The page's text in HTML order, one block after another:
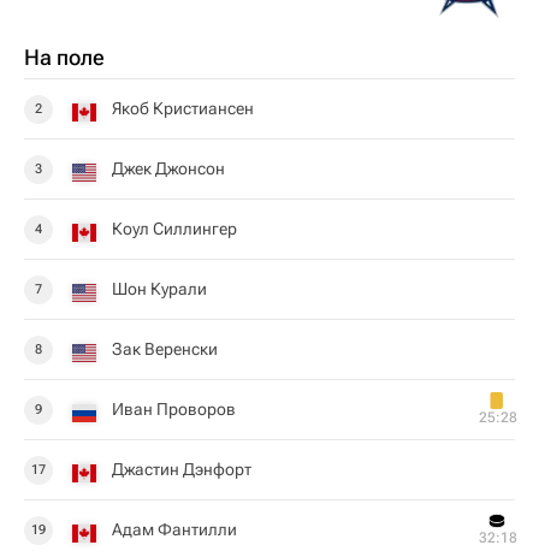
На поле
2 Якоб Кристиансен
3 Джек Джонсон
4 Коул Силлингер
7 Шон Курали
8 Зак Веренски
9 Иван Проворов 25:28
17 Джастин Дэнфорт
19 Адам Фантилли 32:18